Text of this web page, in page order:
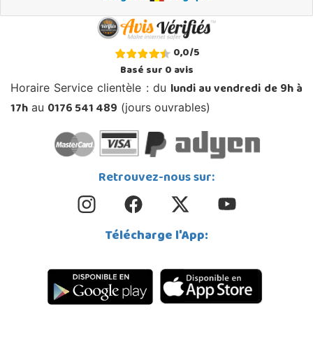
0,0/5
Basé sur0avis
Horaire Service clientèle : du lundi au vendredi de 9h à
17h au 0176 541 489 (jours ouvrables)
Retrouvez-nous sur:
Télécharge l'App: